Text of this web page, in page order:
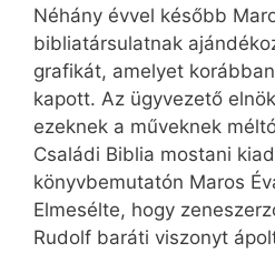
Néhány évvel később
bibliatársulatnak
grafikát, amelyet
kapott. Az ügyvezető
ezeknek a műveknek
Családi Biblia mostani
könyvbemutatón Maros
Elmesélte, hogy
Rudolf baráti viszonyt